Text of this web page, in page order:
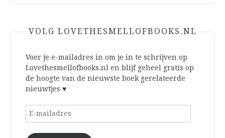
VOLG LOVETHESMELLOFBOOKS.NL
Voer je e-mailadres in om je in te schrijven op
Lovethesmellofbooks.nl en blijf geheel gratis op
de hoogte van de nieuwste boek gerelateerde
nieuwtjes ♥
E-